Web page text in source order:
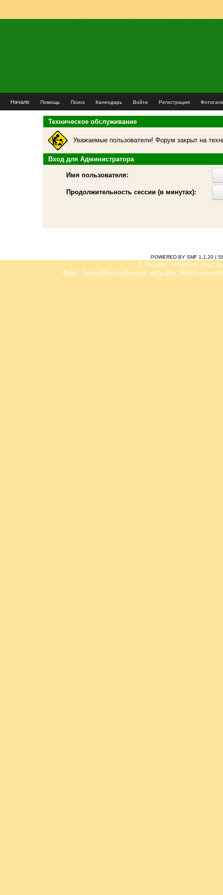
Начало Помощь Поиск Календарь Войти Регистрация
Техническое обслуживание
Уважаемые пользователи! Форум закрыт на
Вход для Администратора
Имя пользователя:
Продолжительность сессии (в минутах):
POWERED BY SMF 1.1.20 |
2: include(../counters.php):
Файл: /home/l/levsha/levshei.net/public_html/